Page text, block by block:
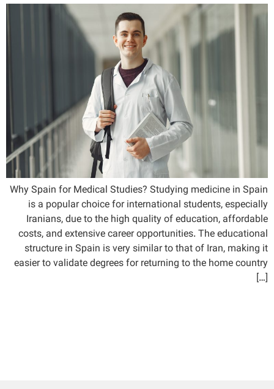
Why Spain for Medical Studies? Studying medicine in Spain
is a popular choice for international students, especially
Iranians, due to the high quality of education, affordable
costs, and extensive career opportunities. The educational
structure in Spain is very similar to that of Iran, making it
easier to validate degrees for returning to the home country
[…]